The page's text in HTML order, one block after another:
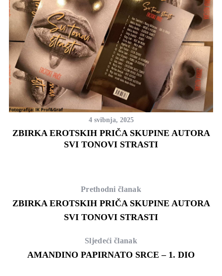
4 svibnja, 2025
ZBIRKA EROTSKIH PRIČA SKUPINE AUTORA
SVI TONOVI STRASTI
Prethodni članak
ZBIRKA EROTSKIH PRIČA SKUPINE AUTORA
SVI TONOVI STRASTI
Sljedeći članak
AMANDINO PAPIRNATO SRCE ‒ 1. DIO